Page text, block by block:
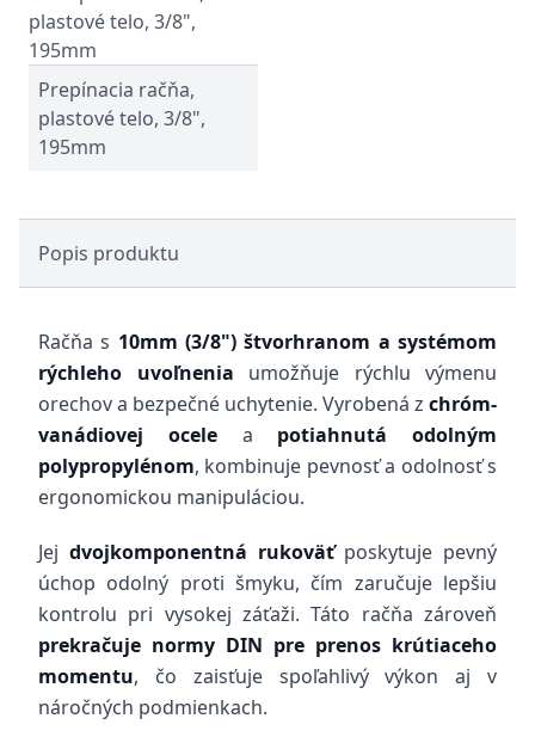
Prepínacia račňa,
plastové telo, 3/8",
195mm
Popis produktu
Račňa s 10mm (3/8") štvorhranom a systémom
rýchleho uvoľnenia umožňuje rýchlu výmenu
orechov a bezpečné uchytenie. Vyrobená z chróm-
vanádiovej ocelea potiahnutá odolným
polypropylénom, kombinuje pevnosť a odolnosť s
ergonomickou manipuláciou.
Jej dvojkomponentná rukoväťposkytuje pevný
úchop odolný proti šmyku, čím zaručuje lepšiu
kontrolu pri vysokej záťaži. Táto račňa zároveň
prekračuje normy DIN pre prenos krútiaceho
momentu, čo zaisťuje spoľahlivý výkon aj v
náročných podmienkach.